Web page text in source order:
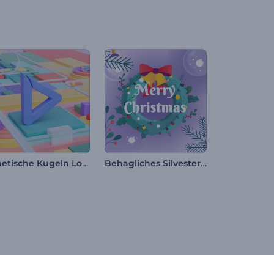
Kinetische Kugeln Logo-Reveal Behagliches Silvester Intro